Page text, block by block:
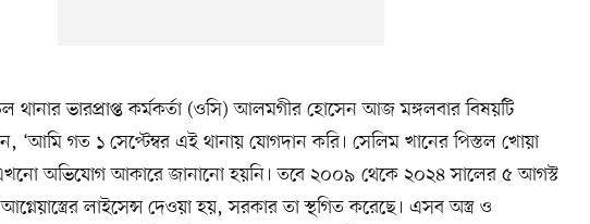
থানার ভারপ্রাপ্ত কর্মকর্তা (ওসি) আলমগীর হোসেন আজ মঙ্গলবার বিষয়টি
‘আমি গত ১ সেপ্টেম্বর এই থানায় যোগদান করি। সেলিম খানের পিস্তল খোয়া
এখনো অভিযোগ আকারে জানানো হয়নি। তবে ২০০৯ থেকে ২০২৪ সালের ৫ আগস্ট
লাইসেন্স দেওয়া হয়, সরকার তা স্থগিত করেছে। এসব অস্ত্র ও